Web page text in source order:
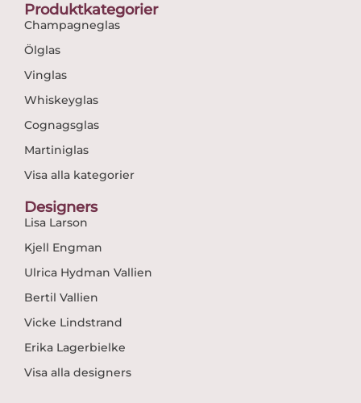
Produktkategorier
Champagneglas
Ölglas
Vinglas
Whiskeyglas
Cognagsglas
Martiniglas
Visa alla kategorier
Designers
Lisa Larson
Kjell Engman
Ulrica Hydman Vallien
Bertil Vallien
Vicke Lindstrand
Erika Lagerbielke
Visa alla designers